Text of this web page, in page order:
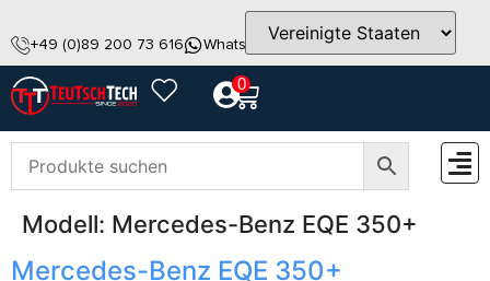
+49 (0)89 200 73 616 WhatsApp info@teutschtech.com
0
Modell: Mercedes-Benz EQE 350+
Mercedes-Benz EQE 350+